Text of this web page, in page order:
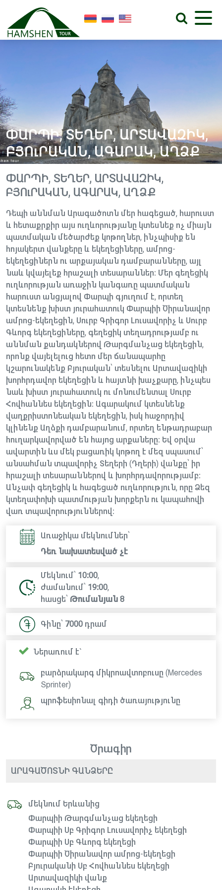
ՓԱՐՊԻ, ՏԵՂԵՐ, ԱՐՏԱՎԱԶԻԿ,
ԲՅՈւՐԱԿԱՆ, ԱԳԱՐԱԿ, ԱՂՁՔ
ՓԱՐՊԻ, ՏԵՂԵՐ, ԱՐՏԱՎԱԶԻԿ,
ԲՅՈւՐԱԿԱՆ, ԱԳԱՐԱԿ, ԱՂՁՔ
Դեպի աննման Արագածոտն մեր հագեցած, հարուստ
և հետաքրքիր այս ուղևորությանը կտեսնեք ոչ միայն
պատմական մեծարժեք կոթողներ, ինչպիսիք են
հոյակերտ վանքերը և եկեղեցիները, ամրոց-
եկեղեցիներն ու արքայական դամբարանները, այլ
նաև կվայելեք հրաշալի տեսարաններ։ Մեր գեղեցիկ
ուղևորության առաջին կանգառը պատմական
հարուստ անցյալով Փարպի գյուղում է, որտեղ
կտեսնենք խիստ յուրահատուկ Փարպիի Ծիրանավոր
ամրոց-եկեղեցին, Սուրբ Գրիգոր Լուսավորիչ և Սուրբ
Գևորգ եկեղեցիները, գեղեցիկ տեղադրությամբ ու
աննման քանդակներով Թարգմանչաց եկեղեցին,
որոնք վայելելուց հետո մեր ճանապարհը
կշարունակենք Բյուրական՝ տեսնելու Արտավազիկի
խորհրդավոր եկեղեցին և հայտնի խաչքարը, ինչպես
նաև խիստ յուրահատուկ ու մոնումենտալ Սուրբ
Հովհաննես եկեղեցին։ Ագարակում կտեսնենք
վաղքրիստոնեական եկեղեցին, իսկ հաջորդիվ
կլինենք Աղձքի դամբարանում, որտեղ ենթադրաբար
հուղարկավորված են հայոց արքաները։ Եվ օրվա
ավարտին ևս մեկ բացառիկ կոթող է մեզ սպասում՝
անսահման տպավորիչ Տեղերի (Դղերի) վանքը՝ իր
հրաշալի տեսարաններով և խորհրդավորությամբ։
Անչափ գեղեցիկ և հագեցած ուղևորություն, որը Ձեզ
կտեղափոխի պատմության խորքերն ու կապահովի
վառ տպավորություններով։
Առաջիկա մեկնումներ՝
Դեռ նախատեսված չէ
Մեկնում՝ 10:00,
ժամանում՝ 19:00,
հասցե՝ Թումանյան 8
Գինը՝ 7000 դրամ
Ներառում է`
բարձրակարգ միկրոավտոբուսը (Mercedes
Sprinter)
պրոֆեսիոնալ գիդի ծառայությունը
Ծրագիր
ԱՐԱԳԱԾՈՏՆԻ ԳԱՆՁԵՐԸ
մեկնում Երևանից
Փարպիի Թարգմանչաց եկեղեցի
Փարպիի Սբ Գրիգոր Լուսավորիչ եկեղեցի
Փարպիի Սբ Գևորգ եկեղեցի
Փարպիի Ծիրանավոր ամրոց-եկեղեցի
Բյուրականի Սբ Հովհաննես եկեղեցի
Արտավազիկի վանք